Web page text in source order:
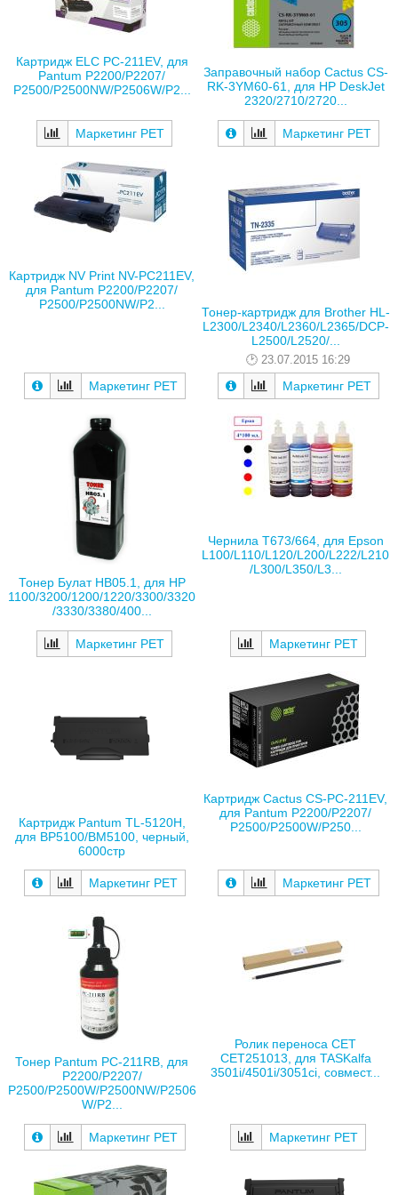
Картридж ELC PC-211EV, для
Pantum P2200/P2207/
P2500/P2500NW/P2506W/P2...
Маркетинг РЕТ
Заправочный набор Cactus CS-
RK-3YM60-61, для HP DeskJet
2320/2710/2720...
Маркетинг РЕТ
Картридж NV Print NV-PC211EV,
для Pantum P2200/P2207/
P2500/P2500NW/P2...
Маркетинг РЕТ
Тонер-картридж для Brother HL-
L2300/L2340/L2360/L2365/DCP-
L2500/L2520/...
23.07.2015 16:29
Маркетинг РЕТ
Тонер Булат HB05.1, для HP
1100/3200/1200/1220/3300/3320
/3330/3380/400...
Маркетинг РЕТ
Чернила T673/664, для Epson
L100/L110/L120/L200/L222/L210
/L300/L350/L3...
Маркетинг РЕТ
Картридж Pantum TL-5120H,
для BP5100/BM5100, черный,
6000стр
Маркетинг РЕТ
Картридж Cactus CS-PC-211EV,
для Pantum P2200/P2207/
P2500/P2500W/P250...
Маркетинг РЕТ
Тонер Pantum PC-211RB, для
P2200/P2207/
P2500/P2500W/P2500NW/P2506
W/P2...
Маркетинг РЕТ
Ролик переноса CET
CET251013, для TASKalfa
3501i/4501i/3051ci, совмест...
Маркетинг РЕТ